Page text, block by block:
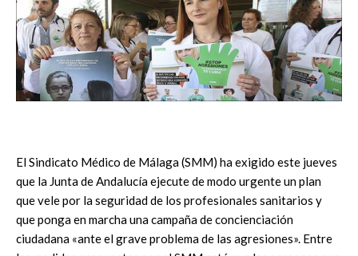
El Sindicato Médico de Málaga (SMM) ha exigido este jueves
que la Junta de Andalucía ejecute de modo urgente un plan
que vele por la seguridad de los profesionales sanitarios y
que ponga en marcha una campaña de concienciación
ciudadana «ante el grave problema de las agresiones». Entre